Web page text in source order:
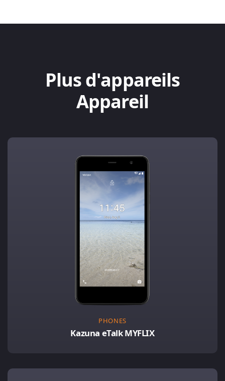
Plus d'appareils
Appareil
PHONES
Kazuna eTalk MYFLIX